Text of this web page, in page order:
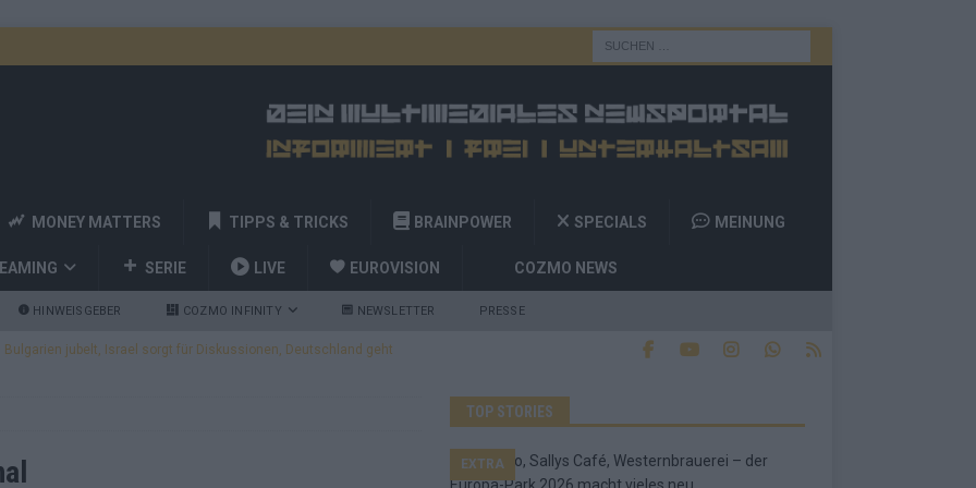
MONEY MATTERS TIPPS & TRICKS BRAINPOWER SPECIALS MEINUNG
SERIE LIVE EUROVISION COZMO NEWS
HINWEISGEBER COZMO INFINITY NEWSLETTER PRESSE
Bulgarien jubelt, Israel sorgt für Diskussionen, Deutschland geht
und Billy Joel – das ESC-Finale wird eine Party
Startreihenfolge steht, Deutschland singt als Zweites!
TOP STORIES
EXTRA